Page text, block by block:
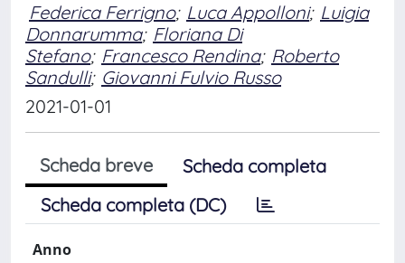
Federica Ferrigno; Luca Appolloni; Luigia
Donnarumma; Floriana Di
Stefano; Francesco Rendina; Roberto
Sandulli; Giovanni Fulvio Russo
2021-01-01
Scheda breve
Scheda completa
Scheda completa (DC)
Anno